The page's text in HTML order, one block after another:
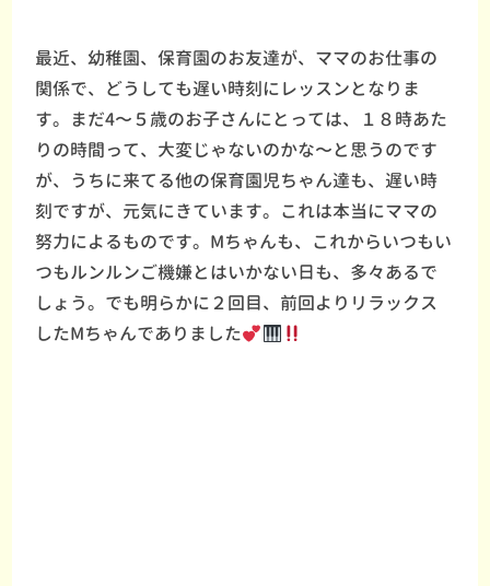
最近、幼稚園、保育園のお友達が、ママのお仕事の
関係で、どうしても遅い時刻にレッスンとなりま
す。まだ4〜５歳のお子さんにとっては、１８時あた
りの時間って、大変じゃないのかな〜と思うのです
が、うちに来てる他の保育園児ちゃん達も、遅い時
刻ですが、元気にきています。これは本当にママの
努力によるものです。Mちゃんも、これからいつもい
つもルンルンご機嫌とはいかない日も、多々あるで
しょう。でも明らかに２回目、前回よりリラックス
したMちゃんでありました